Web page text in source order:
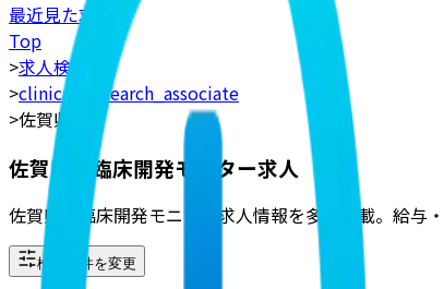
最近見た求人
Top
>求人検索
>clinical_research_associate
>佐賀県
佐賀県の臨床開発モニター求人
佐賀県の臨床開発モニター求人情報を多数掲載。給与
検索条件を変更